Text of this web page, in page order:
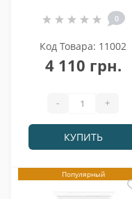
0
Код Товара: 11002
4 110 грн.
- +
КУПИТЬ
Популярный